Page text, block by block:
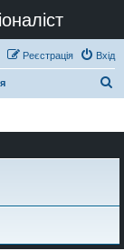
Вхід
Реєстрація